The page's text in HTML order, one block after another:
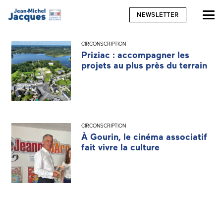
NEWSLETTER
CIRCONSCRIPTION
Priziac : accompagner les
projets au plus près du terrain
CIRCONSCRIPTION
À Gourin, le cinéma associatif
fait vivre la culture